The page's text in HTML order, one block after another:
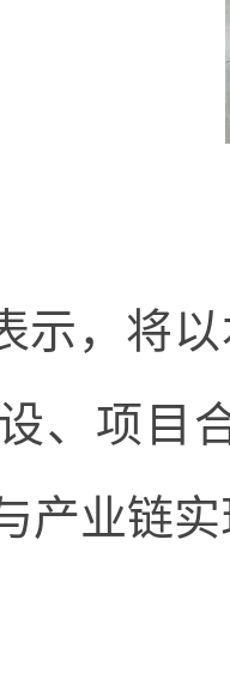
示，将
、项目
产业链